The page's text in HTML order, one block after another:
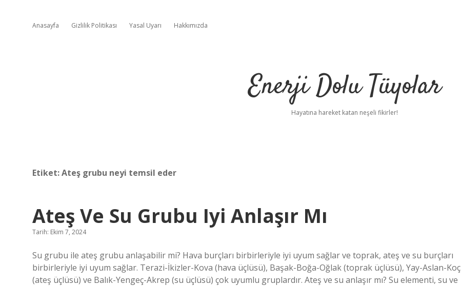
Anasayfa Gizlilik Politikası Yasal Uyarı Hakkımızda
Enerji Dolu Tüyolar
Hayatına hareket katan neşeli fikirler!
Etiket:Ateş grubu neyi temsil eder
Ateş Ve Su Grubu Iyi Anlaşır Mı
Tarih: Ekim 7, 2024
Su grubu ile ateş grubu anlaşabilir mi? Hava burçları birbirleriyle iyi uyum sağlar ve toprak, ateş ve su burçları
birbirleriyle iyi uyum sağlar. Terazi-İkizler-Kova (hava üçlüsü), Başak-Boğa-Oğlak (toprak üçlüsü), Yay-Aslan-Koç
(ateş üçlüsü) ve Balık-Yengeç-Akrep (su üçlüsü) çok uyumlu gruplardır. Ateş ve su anlaşır mı? Su elementi, su ve